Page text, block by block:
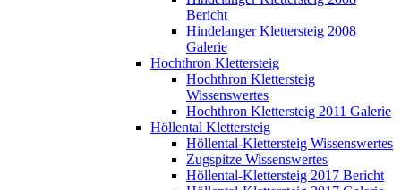
Bericht
Hindelanger Klettersteig 2008
Galerie
Hochthron Klettersteig
Hochthron Klettersteig
Wissenswertes
Hochthron Klettersteig 2011 Galerie
Höllental Klettersteig
Höllental-Klettersteig Wissenswertes
Zugspitze Wissenswertes
Höllental-Klettersteig 2017 Bericht